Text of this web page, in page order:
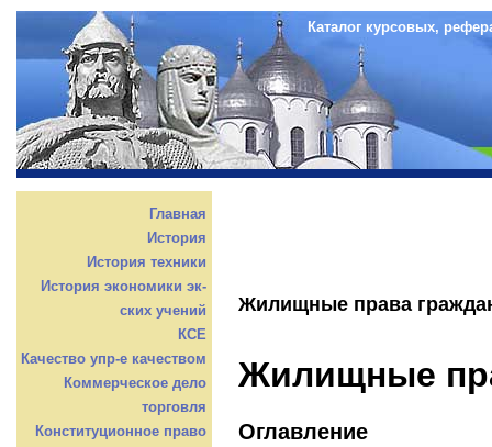
Каталог курсовых,
Главная
История
История техники
История экономики эк-
ских учений
КСЕ
Качество упр-е качеством
Коммерческое дело
торговля
Конституционное право
Жилищные права
Жилищные
Оглавление